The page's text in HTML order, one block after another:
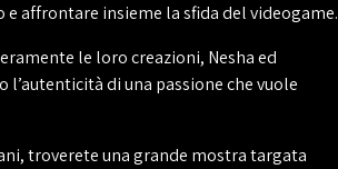
affrontare insieme la sfida del videogame.
le loro creazioni, Nesha ed
l’autenticità di una passione che vuole
troverete una grande mostra targata